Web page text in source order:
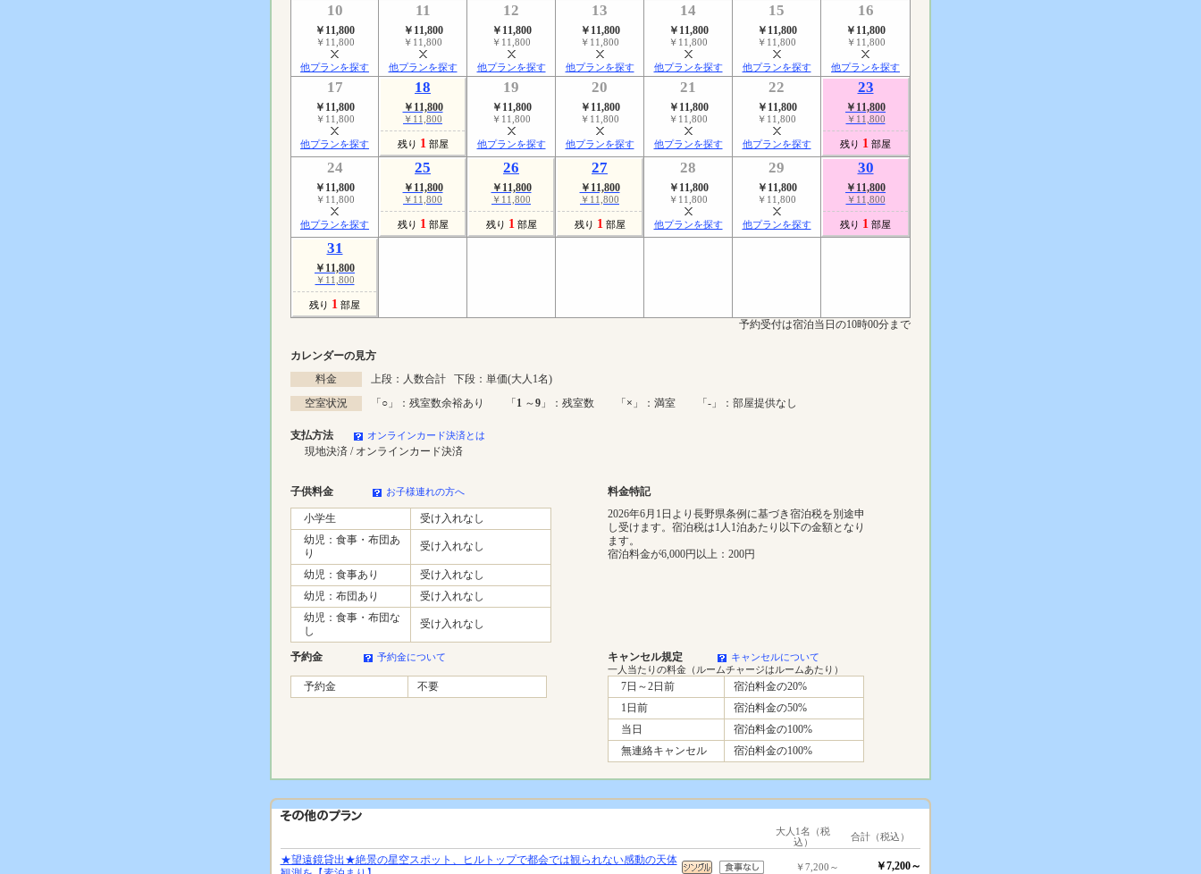
10
￥11,800
￥11,800
他プランを探す
11
￥11,800
￥11,800
他プランを探す
12
￥11,800
￥11,800
他プランを探す
13
￥11,800
￥11,800
他プランを探す
14
￥11,800
￥11,800
他プランを探す
15
￥11,800
￥11,800
他プランを探す
16
￥11,800
￥11,800
他プランを探す
17
￥11,800
￥11,800
他プランを探す
18
￥11,800
￥11,800
残り 1 部屋
19
￥11,800
￥11,800
他プランを探す
20
￥11,800
￥11,800
他プランを探す
21
￥11,800
￥11,800
他プランを探す
22
￥11,800
￥11,800
他プランを探す
23
￥11,800
￥11,800
残り 1 部屋
24
￥11,800
￥11,800
他プランを探す
25
￥11,800
￥11,800
残り 1 部屋
26
￥11,800
￥11,800
残り 1 部屋
27
￥11,800
￥11,800
残り 1 部屋
28
￥11,800
￥11,800
他プランを探す
29
￥11,800
￥11,800
他プランを探す
30
￥11,800
￥11,800
残り 1 部屋
31
￥11,800
￥11,800
残り 1 部屋
予約受付は宿泊当日の10時00分まで
カレンダーの見方
料金
上段：人数合計 下段：単価(大人1名)
空室状況
「○ 」：残室数余裕あり 「1 ～9 」：残室数 「× 」：満室 「-」：部屋提供なし
支払方法 オンラインカード決済とは
現地決済 / オンラインカード決済
子供料金 お子様連れの方へ 料金特記
小学生
受け入れなし
幼児：食事・布団あ
り
受け入れなし
幼児：食事あり
受け入れなし
幼児：布団あり
受け入れなし
幼児：食事・布団な
し
受け入れなし
2026年6月1日より長野県条例に基づき宿泊税を別途申
し受けます。宿泊税は1人1泊あたり以下の金額となり
ます。
宿泊料金が6,000円以上：200円
予約金 予約金について キャンセル規定
キャンセルについて
一人当たりの料金（ルームチャージはルームあたり）
予約金 不要 7日～2日前
宿泊料金の20%
1日前
宿泊料金の50%
当日
宿泊料金の100%
無連絡キャンセル
宿泊料金の100%
大人1名（税
込）
合計（税込）
★望遠鏡貸出★絶景の星空スポット、ヒルトップで都会では観られない感動の天体
￥7,200～ ￥7,200～